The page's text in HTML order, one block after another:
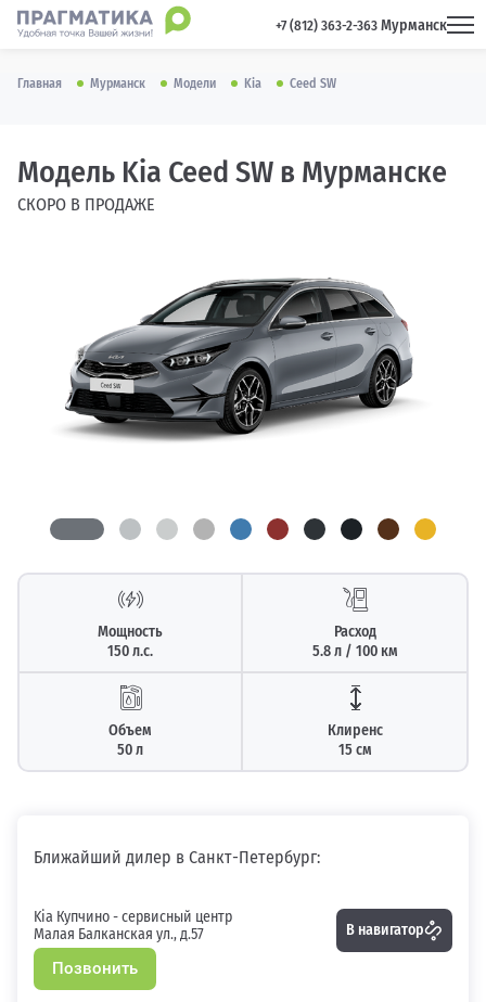
+7 (812) 363-2-363 Мурманск
Главная Мурманск Модели Kia Ceed SW
Модель Kia Ceed SW в Мурманске
СКОРО В ПРОДАЖЕ
Мощность
150 л.с.
Расход
5.8 л / 100 км
Объем
50 л
Клиренс
15 см
Ближайший дилер в Санкт-Петербург:
Kia Купчино - сервисный центр
Малая Балканская ул., д.57
Позвонить
В навигатор